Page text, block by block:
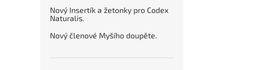
Nový Insertík a žetonky pro Codex
Naturalis.
Nový členové Myšího doupěte.